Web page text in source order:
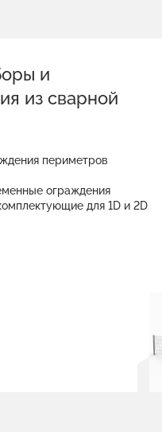
и
из сварной
периметров
ограждения
для 1D и 2D